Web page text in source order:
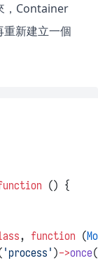
，Container
新建立一個
() {
, function (
'process' )->once